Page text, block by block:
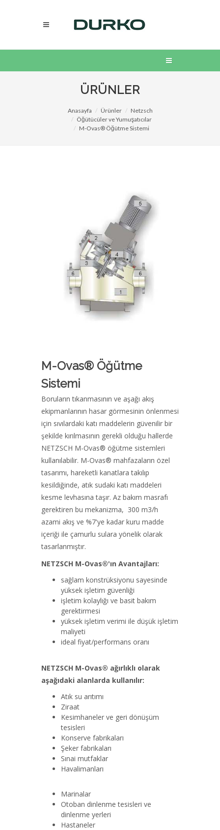
ÜRÜNLER
Anasayfa Ürünler
Netzsch
Öğütücüler ve Yumuşatıcılar
M-Ovas® Öğütme Sistemi
M-Ovas® Öğütme
Sistemi
Boruların tıkanmasının ve aşağı akış
ekipmanlarının hasar görmesinin önlenmesi
için sıvılardaki katı maddelerin güvenilir bir
şekilde kırılmasının gerekli olduğu hallerde
NETZSCH M-Ovas® öğütme sistemleri
kullanılabilir. M-Ovas® mahfazaların özel
tasarımı, hareketli kanatlara takılıp
kesildiğinde, atık sudaki katı maddeleri
kesme levhasına taşır. Az bakım masrafı
gerektiren bu mekanizma, 300 m3/h
azami akış ve %7'ye kadar kuru madde
içeriği ile çamurlu sulara yönelik olarak
tasarlanmıştır.
NETZSCH M-Ovas®'ın Avantajları:
sağlam konstrüksiyonu sayesinde
yüksek işletim güvenliği
işletim kolaylığı ve basit bakım
gerektirmesi
yüksek işletim verimi ile düşük işletim
maliyeti
ideal fiyat/performans oranı
NETZSCH M-Ovas® ağırlıklı olarak
aşağıdaki alanlarda kullanılır:
Atık su arıtımı
Ziraat
Kesimhaneler ve geri dönüşüm
tesisleri
Konserve fabrikaları
Şeker fabrikaları
Sınai mutfaklar
Havalimanları
Marinalar
Otoban dinlenme tesisleri ve
dinlenme yerleri
Hastaneler